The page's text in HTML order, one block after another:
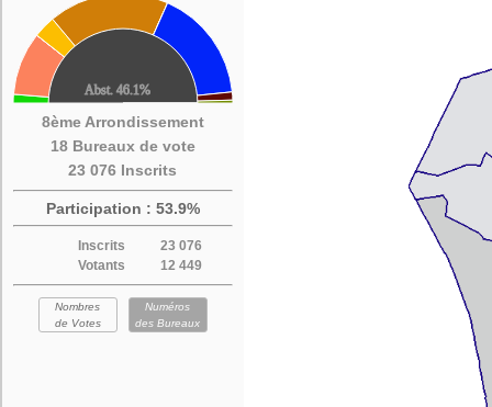
8ème Arrondissement
18 Bureaux de vote
23 076 Inscrits
Participation : 53.9%
Inscrits
23 076
Votants
12 449
Nombres
de Votes
Numéros
des Bureaux